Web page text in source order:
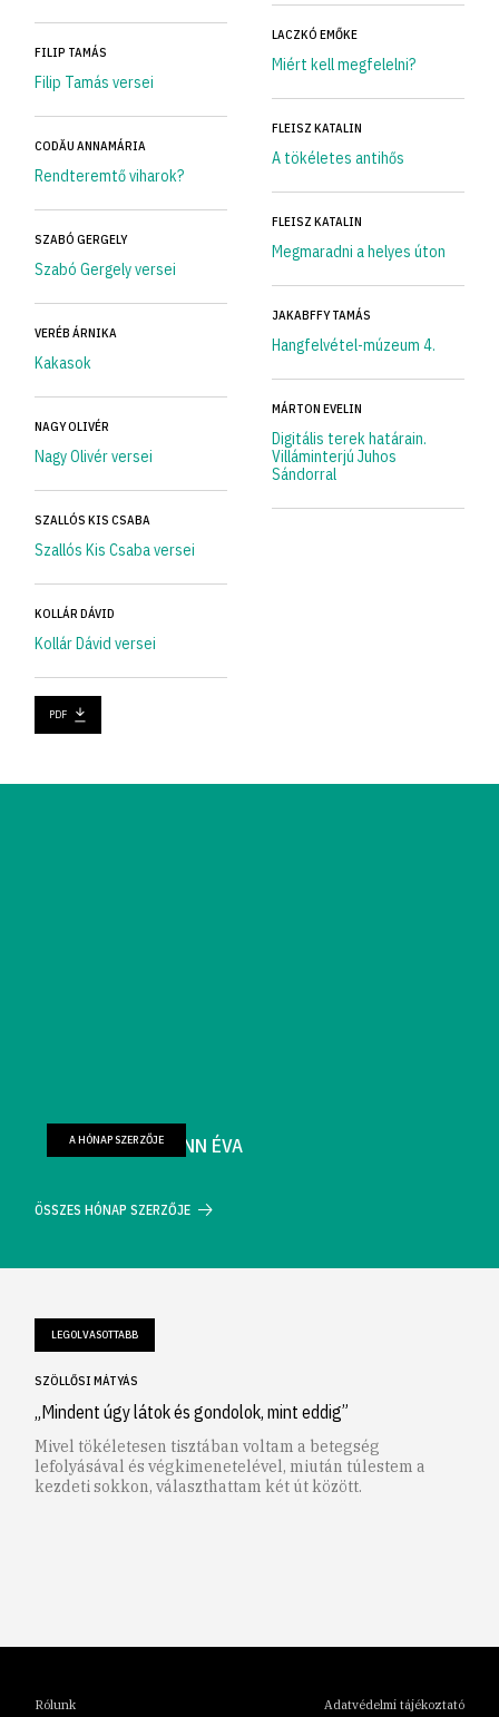
FILIP TAMÁS
Filip Tamás versei
CODĂU ANNAMÁRIA
Rendteremtő viharok?
SZABÓ GERGELY
Szabó Gergely versei
VERÉB ÁRNIKA
Kakasok
NAGY OLIVÉR
Nagy Olivér versei
SZALLÓS KIS CSABA
Szallós Kis Csaba versei
KOLLÁR DÁVID
Kollár Dávid versei
LACZKÓ EMŐKE
Miért kell megfelelni?
FLEISZ KATALIN
A tökéletes antihős
FLEISZ KATALIN
Megmaradni a helyes úton
JAKABFFY TAMÁS
Hangfelvétel-múzeum 4.
MÁRTON EVELIN
Digitális terek határain.
Villáminterjú Juhos
Sándorral
PDF
FARKAS WELLMANN ÉVA
A HÓNAP SZERZŐJE
ÖSSZES HÓNAP SZERZŐJE
LEGOLVASOTTABB
SZÖLLŐSI MÁTYÁS
„Mindent úgy látok és gondolok, mint eddig”
Mivel tökéletesen tisztában voltam a betegség
lefolyásával és végkimenetelével, miután túlestem a
kezdeti sokkon, választhattam két út között.
Rólunk Adatvédelmi tájékoztató